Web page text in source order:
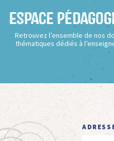
Espace
Retrouvez l’ensemble de nos
thématiques dédiés à